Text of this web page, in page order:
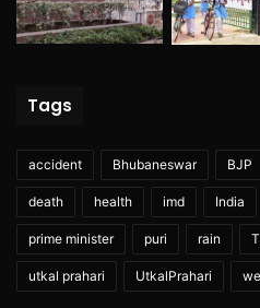
Tags
accident Bhubaneswar BJP
death health imd India
prime minister puri rain
utkal prahari UtkalPrahari